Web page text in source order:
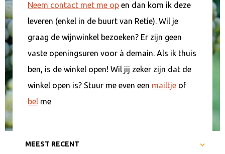
Neem contact met me op en dan kom ik deze
leveren (enkel in de buurt van Retie). Wil je
graag de wijnwinkel bezoeken? Er zijn geen
vaste openingsuren voor à demain. Als ik thuis
ben, is de winkel open! Wil jij zeker zijn dat de
winkel open is? Stuur me even een mailtje of
bel me